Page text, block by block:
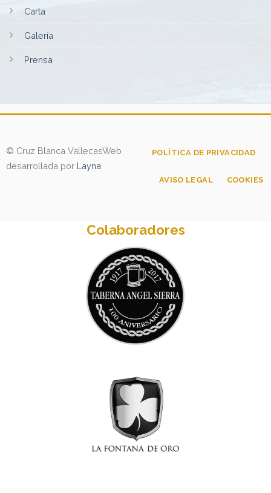
Carta
Galería
Prensa
© Cruz Blanca VallecasWeb
desarrollada por Layna
POLÍTICA DE PRIVACIDAD
AVISO LEGAL COOKIES
Colaboradores